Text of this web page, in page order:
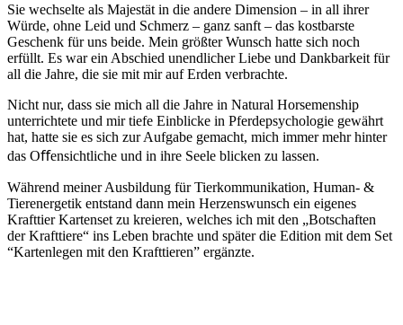
Sie wechselte als Majestät in die andere Dimension – in all ihrer
Würde, ohne Leid und Schmerz – ganz sanft – das kostbarste
Geschenk für uns beide. Mein größter Wunsch hatte sich noch
erfüllt. Es war ein Abschied unendlicher Liebe und Dankbarkeit für
all die Jahre, die sie mit mir auf Erden verbrachte.
Nicht nur, dass sie mich all die Jahre in Natural Horsemenship
unterrichtete und mir tiefe Einblicke in Pferdepsychologie gewährt
hat, hatte sie es sich zur Aufgabe gemacht, mich immer mehr hinter
das Oﬀensichtliche und in ihre Seele blicken zu lassen.
Während meiner Ausbildung für Tierkommunikation, Human- &
Tierenergetik entstand dann mein Herzenswunsch ein eigenes
Krafttier Kartenset zu kreieren, welches ich mit den „Botschaften
der Krafttiere“ ins Leben brachte und später die Edition mit dem Set
“Kartenlegen mit den Krafttieren” ergänzte.